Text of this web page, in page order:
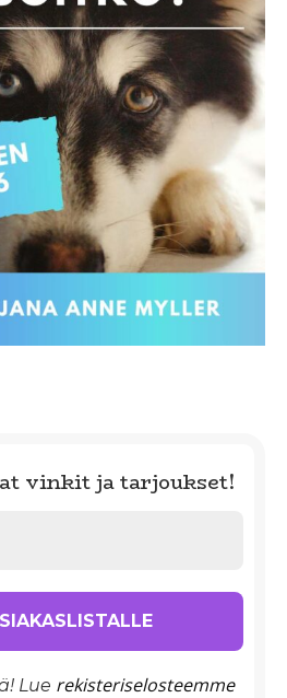
vinkit ja tarjoukset!
Lue rekisteriselosteemme